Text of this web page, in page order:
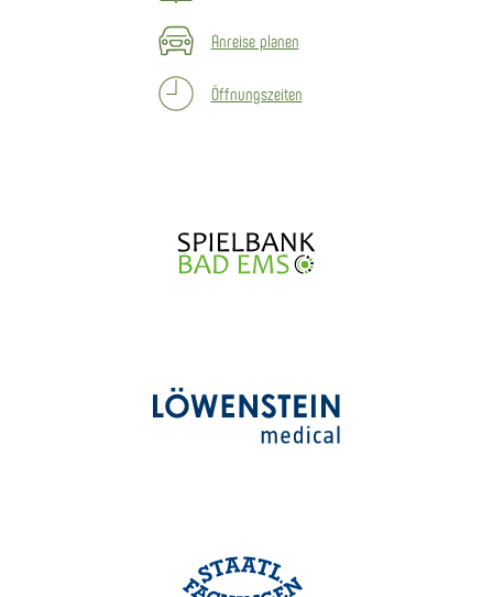
Anreise planen
Öffnungszeiten